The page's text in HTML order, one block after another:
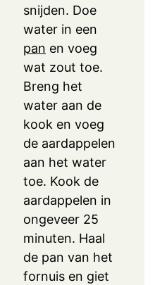
snijden. Doe
water in een
pan en voeg
wat zout toe.
Breng het
water aan de
kook en voeg
de aardappelen
aan het water
toe. Kook de
aardappelen in
ongeveer 25
minuten. Haal
de pan van het
fornuis en giet